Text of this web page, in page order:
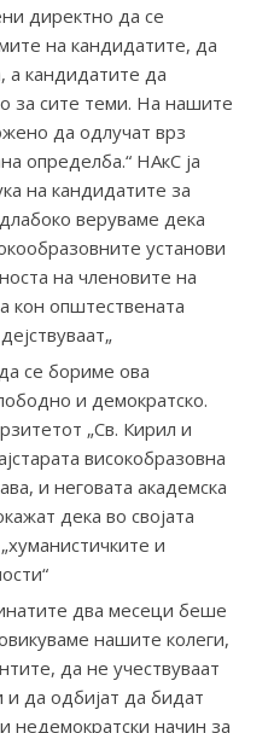
директно да се
на кандидатите, да
а кандидатите да
за сите теми. На нашите
да одлучат врз
определба.“ НАкС ја
на кандидатите за
веруваме дека
установи
на членовите на
кон општествената
се бориме ова
и демократско.
„Св. Кирил и
високобразовна
и неговата академска
дека во својата
и
два месеци беше
нашите колеги,
да не учествуваат
да одбијат да бидат
недемократски начин за